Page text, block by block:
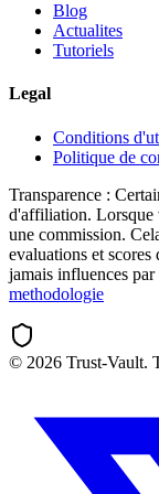
Blog
Actualites
Tutoriels
Legal
Conditions
Politique de
Transparence :
d'affiliation. Lorsque
une commission.
evaluations et scores
jamais influences par
methodologie
© 2026 Trust-Vault.